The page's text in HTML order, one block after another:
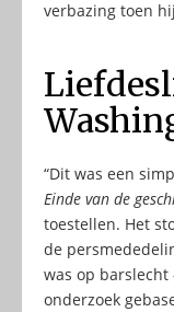
verbazing toen
“Dit was een
Einde van de
toestellen. Het
de
was op barslecht
onderzoek